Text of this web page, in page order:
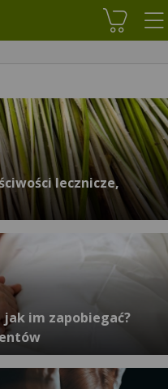
Koszyk
lecznicze,
jak im zapobiegać?